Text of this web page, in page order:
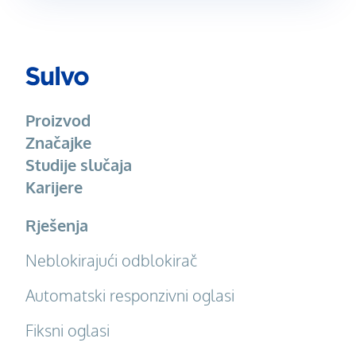
Proizvod
Značajke
Studije slučaja
Karijere
Rješenja
Neblokirajući odblokirač
Automatski responzivni oglasi
Fiksni oglasi